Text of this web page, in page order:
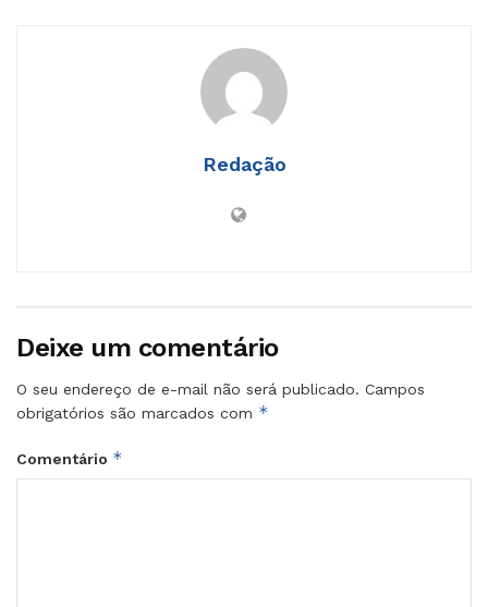
Redação
Deixe um comentário
O seu endereço de e-mail não será publicado. Campos
obrigatórios são marcados com *
Comentário *